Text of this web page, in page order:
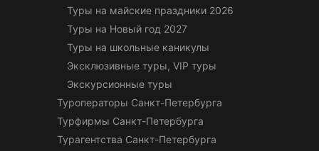
Туры на майские праздники 2026
Туры на Новый год 2027
Туры на школьные каникулы
Эксклюзивные туры, VIP туры
Экскурсионные туры
Туроператоры Санкт-Петербурга
Турфирмы Санкт-Петербурга
Турагентства Санкт-Петербурга